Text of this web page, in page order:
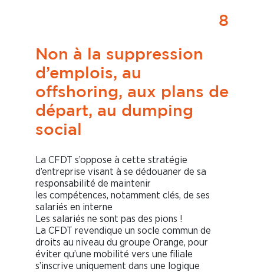
8
Non à la suppression
d’emplois, au
offshoring, aux plans de
départ, au dumping
social
La CFDT s’oppose à cette stratégie
d’entreprise visant à se dédouaner de sa
responsabilité de maintenir
les compétences, notamment clés, de ses
salariés en interne
Les salariés ne sont pas des pions !
La CFDT revendique un socle commun de
droits au niveau du groupe Orange, pour
éviter qu’une mobilité vers une filiale
s’inscrive uniquement dans une logique